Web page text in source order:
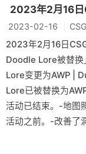
2023年2月16日
2023-02-16
2023年2月16日
Doodle Lore被替换
Lore变更为AWP |
Lore已被替换为
活动已结束。-地图
活动之前。-改善了